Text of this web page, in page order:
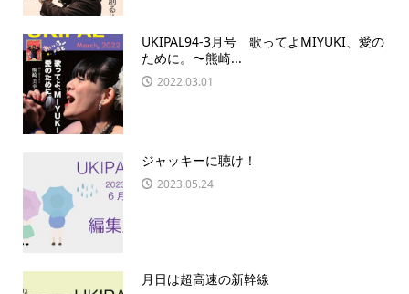
UKIPAL94-3月号 歌ってよMIYUKI、愛の
ために。〜熊崎...
2022.03.01
ジャッキーに聴け！
2023.05.24
月日は超高速の新幹線